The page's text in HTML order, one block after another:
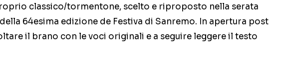
classico/tormentone, scelto e riproposto nella serata
64esima edizione de Festiva di Sanremo. In apertura post
il brano con le voci originali e a seguire leggere il testo